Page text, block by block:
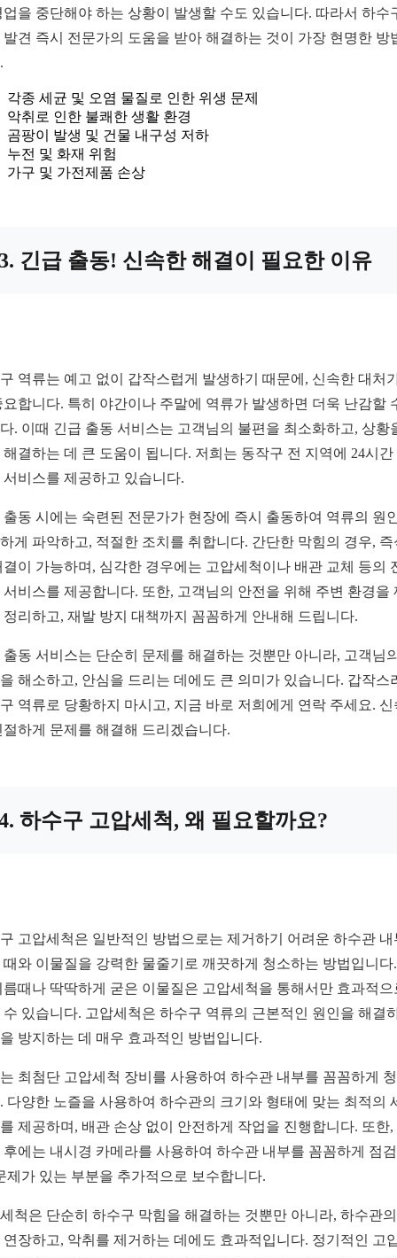
업을 중단해야 하는 상황이 발생할 수도 있습니다. 따라서 하수
발견 즉시 전문가의 도움을 받아 해결하는 것이 가장 현명한 방
각종 세균 및 오염 물질로 인한 위생 문제
악취로 인한 불쾌한 생활 환경
곰팡이 발생 및 건물 내구성 저하
누전 및 화재 위험
가구 및 가전제품 손상
긴급 출동! 신속한 해결이 필요한 이유
역류는 예고 없이 갑작스럽게 발생하기 때문에, 신속한 대처
요합니다. 특히 야간이나 주말에 역류가 발생하면 더욱 난감할
. 이때 긴급 출동 서비스는 고객님의 불편을 최소화하고, 상황
해결하는 데 큰 도움이 됩니다. 저희는 동작구 전 지역에 24시간
서비스를 제공하고 있습니다.
출동 시에는 숙련된 전문가가 현장에 즉시 출동하여 역류의 원
게 파악하고, 적절한 조치를 취합니다. 간단한 막힘의 경우, 즉
결이 가능하며, 심각한 경우에는 고압세척이나 배관 교체 등의
서비스를 제공합니다. 또한, 고객님의 안전을 위해 주변 환경을
정리하고, 재발 방지 대책까지 꼼꼼하게 안내해 드립니다.
출동 서비스는 단순히 문제를 해결하는 것뿐만 아니라, 고객님
해소하고, 안심을 드리는 데에도 큰 의미가 있습니다. 갑작스
역류로 당황하지 마시고, 지금 바로 저희에게 연락 주세요. 신
절하게 문제를 해결해 드리겠습니다.
하수구 고압세척, 왜 필요할까요?
고압세척은 일반적인 방법으로는 제거하기 어려운 하수관 내
때와 이물질을 강력한 물줄기로 깨끗하게 청소하는 방법입니다
름때나 딱딱하게 굳은 이물질은 고압세척을 통해서만 효과적으
수 있습니다. 고압세척은 하수구 역류의 근본적인 원인을 해결
방지하는 데 매우 효과적인 방법입니다.
최첨단 고압세척 장비를 사용하여 하수관 내부를 꼼꼼하게
다양한 노즐을 사용하여 하수관의 크기와 형태에 맞는 최적의
제공하며, 배관 손상 없이 안전하게 작업을 진행합니다. 또한,
후에는 내시경 카메라를 사용하여 하수관 내부를 꼼꼼하게 점
제가 있는 부분을 추가적으로 보수합니다.
척은 단순히 하수구 막힘을 해결하는 것뿐만 아니라, 하수관
연장하고, 악취를 제거하는 데에도 효과적입니다. 정기적인 고